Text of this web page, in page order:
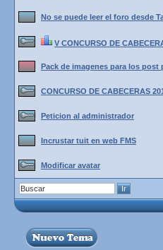
No se puede leer el foro desde
V CONCURSO DE
Pack de imagenes para los post
CONCURSO DE CABECERAS
Peticion al administrador
Incrustar tuit en web FMS
Modificar avatar